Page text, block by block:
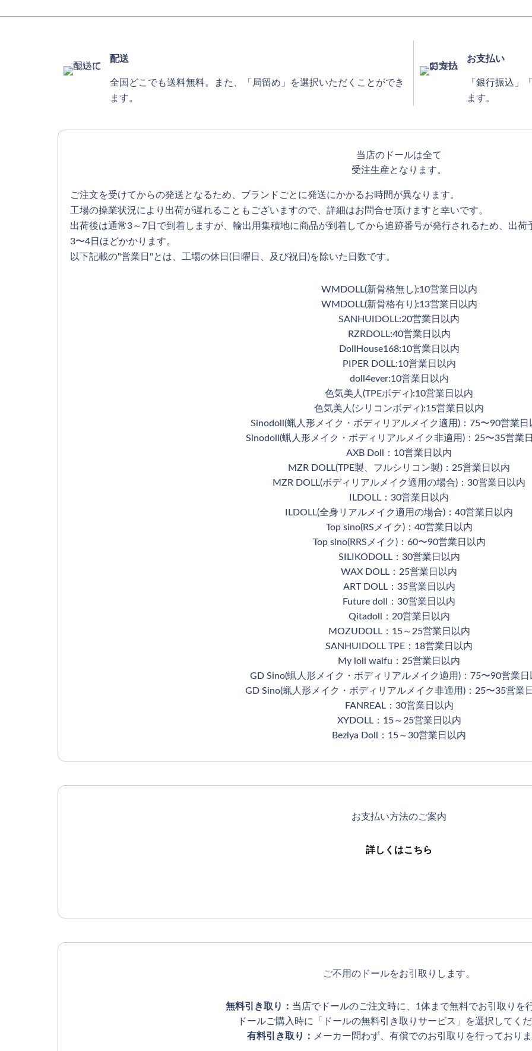
配送
全国どこでも送料無料。また、「局留め」を選択いただくことができ
ます。
お支払い
「銀行振込」
ます。
当店のドールは全て
受注生産となります。
ご注文を受けてからの発送となるため、ブランドごとに発送にかかるお時間が異なります。
工場の操業状況により出荷が遅れることもございますので、詳細はお問合せ頂けますと幸いです。
出荷後は通常3～7日で到着しますが、輸出用集積地に商品が到着してから追跡番号が発行されるため、出
3〜4日ほどかかります。
以下記載の"営業日"とは、工場の休日(日曜日、及び祝日)を除いた日数です。
WMDOLL(新骨格無し):10営業日以内
WMDOLL(新骨格有り):13営業日以内
SANHUIDOLL:20営業日以内
RZRDOLL:40営業日以内
DollHouse168:10営業日以内
PIPER DOLL:10営業日以内
doll4ever:10営業日以内
色気美人(TPEボディ):10営業日以内
色気美人(シリコンボディ):15営業日以内
Sinodoll(蝋人形メイク・ボディリアルメイク適用)：75〜90営業日
Sinodoll(蝋人形メイク・ボディリアルメイク非適用)：25〜35営業
AXB Doll：10営業日以内
MZR DOLL(TPE製、フルシリコン製)：25営業日以内
MZR DOLL(ボディリアルメイク適用の場合)：30営業日以内
ILDOLL：30営業日以内
ILDOLL(全身リアルメイク適用の場合)：40営業日以内
Top sino(RSメイク)：40営業日以内
Top sino(RRSメイク)：60〜90営業日以内
SILIKODOLL：30営業日以内
WAX DOLL：25営業日以内
ART DOLL：35営業日以内
Future doll：30営業日以内
Qitadoll：20営業日以内
MOZUDOLL：15～25営業日以内
SANHUIDOLL TPE：18営業日以内
My loli waifu：25営業日以内
GD Sino(蝋人形メイク・ボディリアルメイク適用)：75〜90営業日
GD Sino(蝋人形メイク・ボディリアルメイク非適用)：25〜35営業
FANREAL：30営業日以内
XYDOLL：15～25営業日以内
Bezlya Doll：15～30営業日以内
お支払い方法のご案内
詳しくはこちら
ご不用のドールをお引取りします。
無料引き取り： 当店でドールのご注文時に、1体まで無料でお引取りを
ドールご購入時に「ドールの無料引き取りサービス」を選択してくだ
有料引き取り：
メーカー問わず、有償でのお引取りを行っておりま